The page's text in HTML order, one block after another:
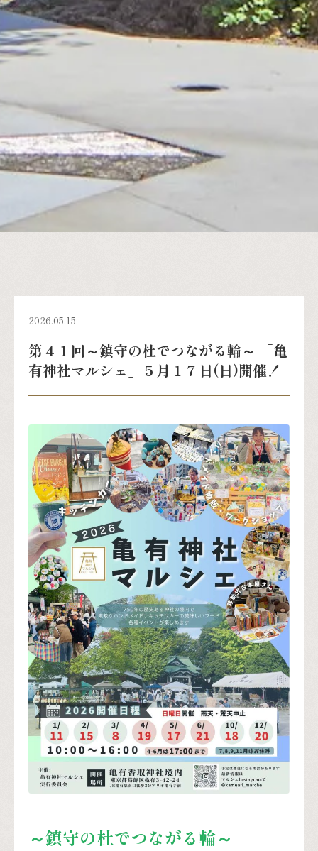
2026.05.15
第４１回～鎮守の杜でつながる輪～ 「亀
有神社マルシェ」５月１７日(日)開催！
～鎮守の杜でつながる輪～